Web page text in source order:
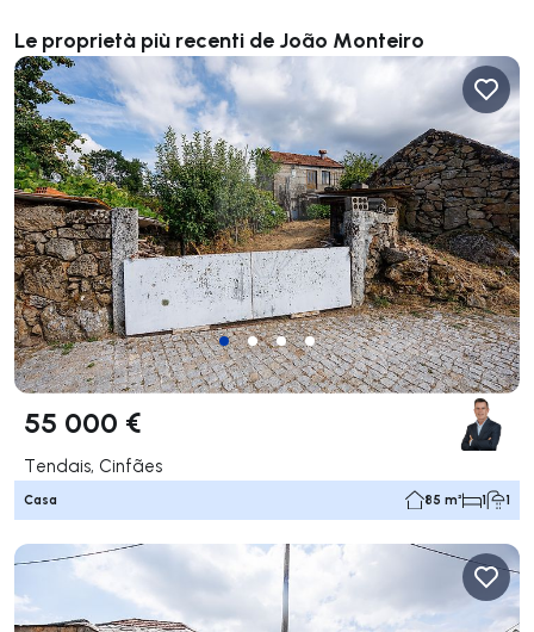
Le proprietà più recenti de João Monteiro
55 000 €
Tendais, Cinfães
Casa 85 m² 1 1